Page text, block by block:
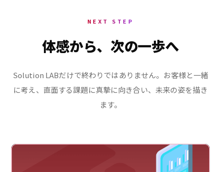
NEXT STEP
体感から、次の一歩へ
Solution LABだけで終わりではありません。お客様と一緒
に考え、直面する課題に真摯に向き合い、未来の姿を描き
ます。